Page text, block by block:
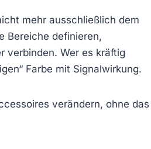
mehr ausschließlich dem
Bereiche definieren,
verbinden. Wer es kräftig
Farbe mit Signalwirkung.
verändern, ohne das